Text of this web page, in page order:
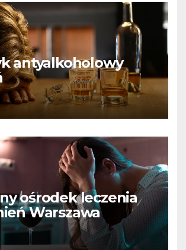
antyalkoholowy
ośrodek leczenia
Warszawa